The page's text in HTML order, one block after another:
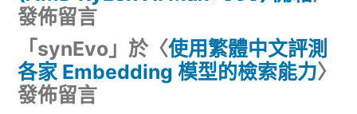
發佈留言
「 synEvo 」於〈使用繁體中文評測
各家 Embedding 模型的檢索能力〉
發佈留言